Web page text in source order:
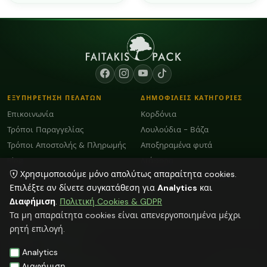
ΕΞΥΠΗΡΕΤΗΣΗ ΠΕΛΑΤΩΝ
Επικοινωνία
Τρόποι Παραγγελίας
Τρόποι Αποστολής & Πληρωμής
Blog
Όροι Χρήσης και GDPR
ΔΗΜΟΦΙΛΕΙΣ ΚΑΤΗΓΟΡΙΕΣ
Κορδόνια
Λουλούδια - Βάζα
Αποξηραμένα φυτά
Διάφορα
Plexiglass Διακοσμητικά
ΕΠΙΚΟΙΝΩΝΙΑ
ΗΡΑΚΛΕΙΟ: 2818103009
info@faitakispack.net
athens@faitakispack.net
ΘΕΣΣΑΛΟΝΙΚΗ:2310683980
Χρησιμοποιούμε μόνο απολύτως απαραίτητα cookies.
Επιλέξτε αν δίνετε συγκατάθεση για Analytics και
Διαφήμιση. Πολιτική Cookies & GDPR
Τα μη απαραίτητα cookies είναι απενεργοποιημένα μέχρι
ρητή επιλογή.
Analytics